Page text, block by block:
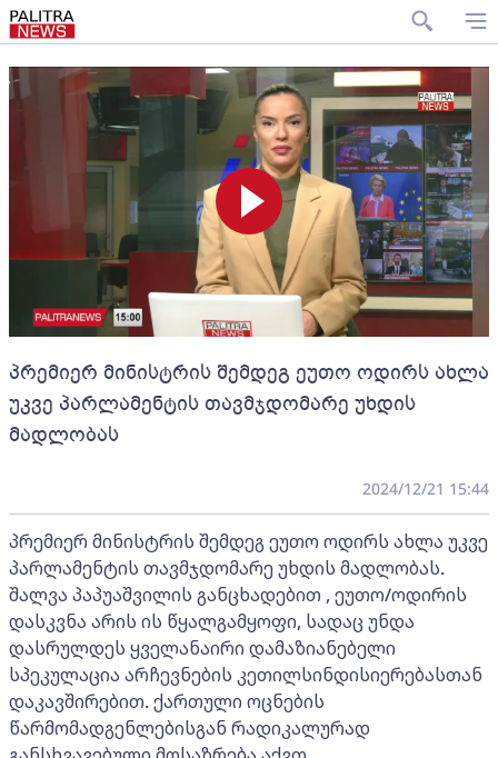
პრემიერ მინისტრის შემდეგ ეუთო ოდირს ახლა
უკვე პარლამენტის თავმჯდომარე უხდის
მადლობას
2024/12/21 15:44
პრემიერ მინისტრის შემდეგ ეუთო ოდირს ახლა უკვე
პარლამენტის თავმჯდომარე უხდის მადლობას.
შალვა პაპუაშვილის განცხადებით , ეუთო/ოდირის
დასკვნა არის ის წყალგამყოფი, სადაც უნდა
დასრულდეს ყველანაირი დამაზიანებელი
სპეკულაცია არჩევნების კეთილსინდისიერებასთან
დაკავშირებით. ქართული ოცნების
წარმომადგენლებისგან რადიკალურად